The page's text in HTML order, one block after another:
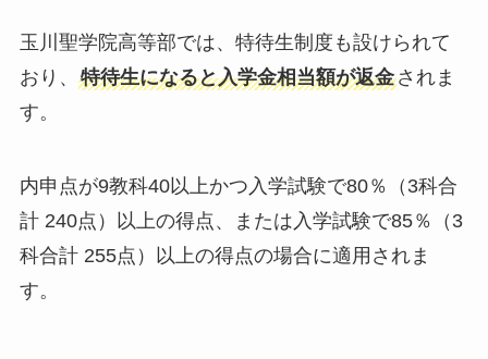
玉川聖学院高等部では、特待生制度も設けられて
おり、 特待生になると入学金相当額が返金されま
す。
内申点が9教科40以上かつ入学試験で80％（3科合
計 240点）以上の得点、または入学試験で85％（3
科合計 255点）以上の得点の場合に適用されま
す。